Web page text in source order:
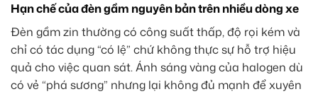
Hạn chế của đèn gầm nguyên bản trên nhiều dòng xe
Đèn gầm zin thường có công suất thấp, độ rọi kém và
chỉ có tác dụng “có lệ” chứ không thực sự hỗ trợ hiệu
quả cho việc quan sát. Ánh sáng vàng của halogen dù
có vẻ “phá sương” nhưng lại không đủ mạnh để xuyên